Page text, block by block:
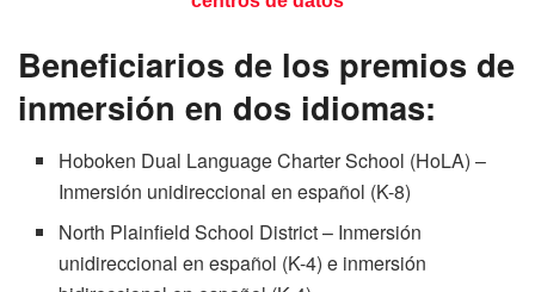
Beneficiarios de los premios de
inmersión en dos idiomas:
Hoboken Dual Language Charter School (HoLA) –
Inmersión unidireccional en español (K-8)
North Plainfield School District – Inmersión
unidireccional en español (K-4) e inmersión